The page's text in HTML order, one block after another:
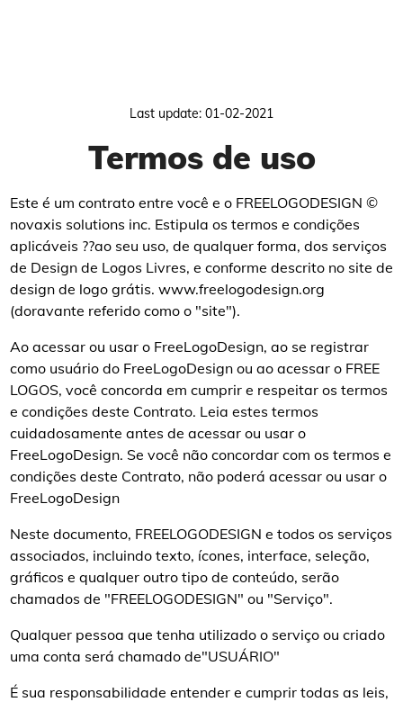
Last update: 01-02-2021
Termos de uso
Este é um contrato entre você e o FREELOGODESIGN ©
novaxis solutions inc. Estipula os termos e condições
aplicáveis ??ao seu uso, de qualquer forma, dos serviços
de Design de Logos Livres, e conforme descrito no site de
design de logo grátis. www.freelogodesign.org
(doravante referido como o "site").
Ao acessar ou usar o FreeLogoDesign, ao se registrar
como usuário do FreeLogoDesign ou ao acessar o FREE
LOGOS, você concorda em cumprir e respeitar os termos
e condições deste Contrato. Leia estes termos
cuidadosamente antes de acessar ou usar o
FreeLogoDesign. Se você não concordar com os termos e
condições deste Contrato, não poderá acessar ou usar o
FreeLogoDesign
Neste documento, FREELOGODESIGN e todos os serviços
associados, incluindo texto, ícones, interface, seleção,
gráficos e qualquer outro tipo de conteúdo, serão
chamados de "FREELOGODESIGN" ou "Serviço".
Qualquer pessoa que tenha utilizado o serviço ou criado
uma conta será chamado de"USUÁRIO"
É sua responsabilidade entender e cumprir todas as leis,